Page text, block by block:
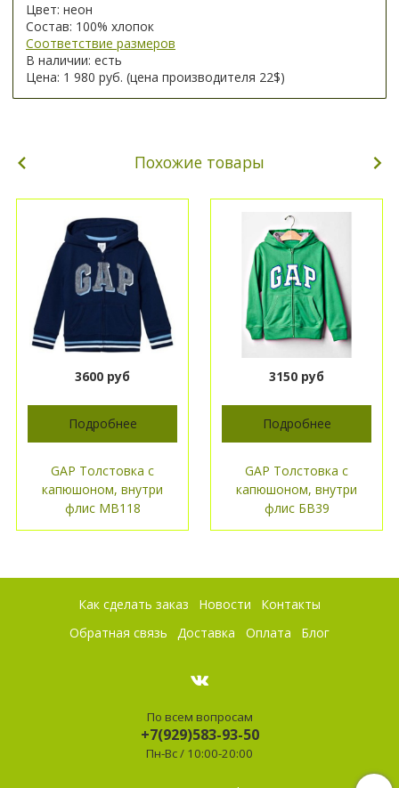
Цвет: неон
Состав: 100% хлопок
Соответствие размеров
В наличии: есть
Цена: 1 980 руб. (цена производителя 22$)
Похожие товары
3600 руб
Подробнее
GAP Толстовка с
капюшоном, внутри
флис МВ118
3150 руб
Подробнее
GAP Толстовка с
капюшоном, внутри
флис БВ39
Как сделать заказ Новости
Контакты
Обратная связь
Доставка Оплата Блог
По всем вопросам
+7(929)583-93-50
Пн-Вс / 10:00-20:00